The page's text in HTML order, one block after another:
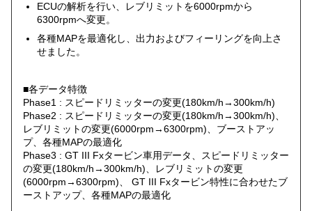
ECUの解析を行い、レブリミットを6000rpmから
6300rpmへ変更。
各種MAPを最適化し、出力およびフィーリングを向上さ
せました。
■各データ特徴
Phase1 : スピードリミッターの変更(180km/h→300km/h)
Phase2 : スピードリミッターの変更(180km/h→300km/h)、
レブリミットの変更(6000rpm→6300rpm)、ブーストアッ
プ、各種MAPの最適化
Phase3 : GT III Fxタービン車用データ、スピードリミッター
の変更(180km/h→300km/h)、レブリミットの変更
(6000rpm→6300rpm)、 GT III Fxタービン特性に合わせたブ
ーストアップ、各種MAPの最適化